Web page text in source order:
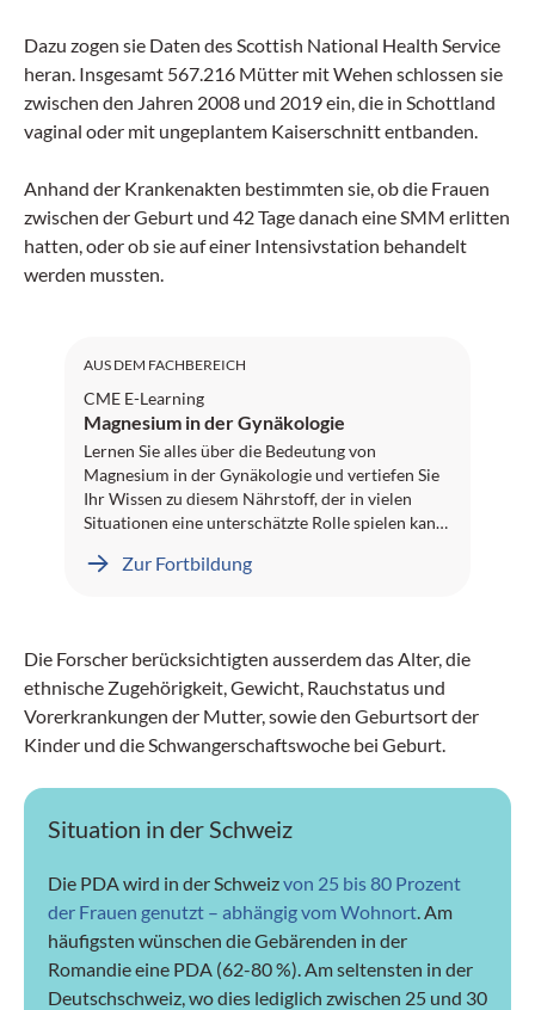
Dazu zogen sie Daten des Scottish National Health Service
heran. Insgesamt 567.216 Mütter mit Wehen schlossen sie
zwischen den Jahren 2008 und 2019 ein, die in Schottland
vaginal oder mit ungeplantem Kaiserschnitt entbanden.
Anhand der Krankenakten bestimmten sie, ob die Frauen
zwischen der Geburt und 42 Tage danach eine SMM erlitten
hatten, oder ob sie auf einer Intensivstation behandelt
werden mussten.
AUS DEM FACHBEREICH
CME E-Learning
Magnesium in der Gynäkologie
Lernen Sie alles über die Bedeutung von
Magnesium in der Gynäkologie und vertiefen Sie
Ihr Wissen zu diesem Nährstoff, der in vielen
Situationen eine unterschätzte Rolle spielen kann.
häufig von einem Magnesiummangel betroffen?
Osteoporose? Und wann kann eine gezielte
Supplementierung sinnvoll sein? All das erfahren
Sie in praxisnahen Fachtexten, einer Kasuistik
und einem Video-Interview. Dieses E-Learning-
Projekt wurde in Zusammenarbeit mit Dr. Erwin
Grüter, Leitender Arzt Nephrologie und Dialyse
Ihnen viel Erfolg!
Zur Fortbildung
Die Forscher berücksichtigten ausserdem das Alter, die
ethnische Zugehörigkeit, Gewicht, Rauchstatus und
Vorerkrankungen der Mutter, sowie den Geburtsort der
Kinder und die Schwangerschaftswoche bei Geburt.
Situation in der Schweiz
Die PDA wird in der Schweizvon 25 bis 80 Prozent
der Frauen genutzt – abhängig vom Wohnort . Am
häufigsten wünschen die Gebärenden in der
Romandie eine PDA (62-80 %). Am seltensten in der
Deutschschweiz, wo dies lediglich zwischen 25 und 30